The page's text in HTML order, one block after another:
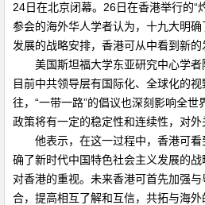
24日在北京闭幕。26日在香港举行的“
参会的海外华人学者认为，十九大明
发展的战略安排，香港可从中看到新的
美国斯坦福大学东亚研究中心学者
目前中共领导层有国际化、全球化的
往，“一带一路”的倡议也深刻影响全
政策将有一定的稳定性和连续性，对外
他表示，在这一过程中，香港可看
确了新时代中国特色社会主义发展的
对香港的重视。未来香港可首先加强
合，提高相互了解和互信，共拓与海